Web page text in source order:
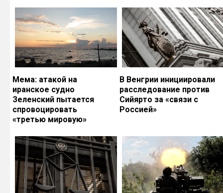
Мема: атакой на
иранское судно
Зеленский пытается
спровоцировать
«третью мировую»
В Венгрии инициировали
расследование против
Сийярто за «связи с
Россией»